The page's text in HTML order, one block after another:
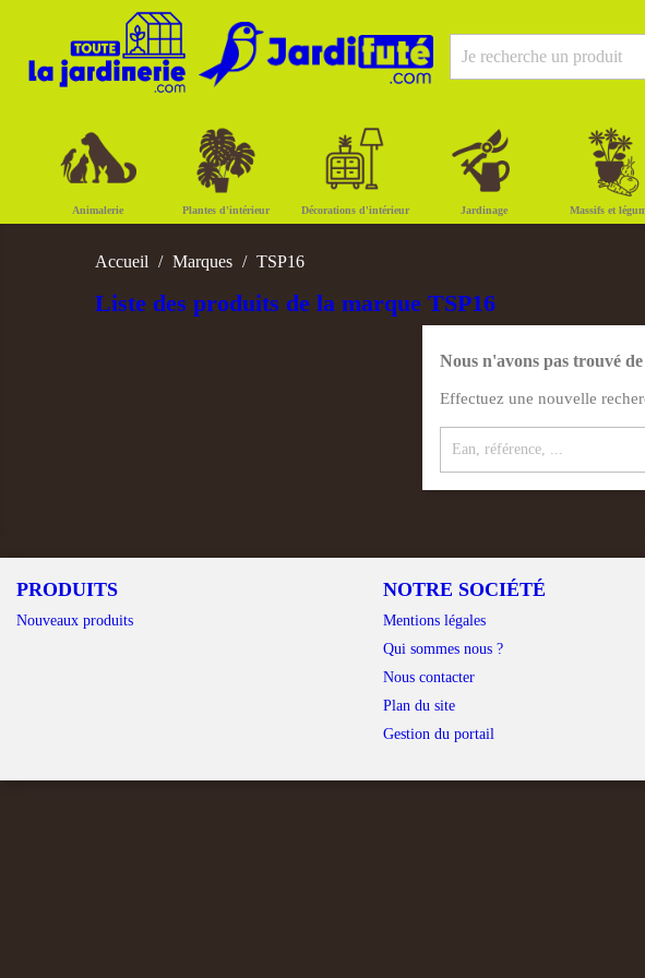
Animalerie Plantes d'intérieur Décorations d'intérieur Jardinage Massifs et
Accueil Marques TSP16
Liste des produits de la marque TSP16
Nous n'avons pas trouvé
Effectuez une nouvelle
PRODUITS
Nouveaux produits
NOTRE SOCIÉTÉ
Mentions légales
Qui sommes nous ?
Nous contacter
Plan du site
Gestion du portail